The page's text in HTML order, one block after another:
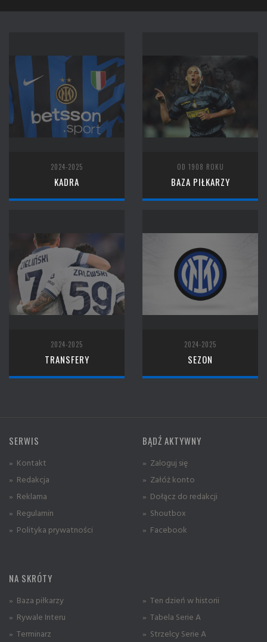
2024-2025
KADRA
OD 1908 ROKU
BAZA PIŁKARZY
2024-2025
TRANSFERY
2024-2025
SEZON
SERWIS
» Kontakt
» Redakcja
» Reklama
» Regulamin
» Polityka prywatności
BĄDŹ AKTYWNY
» Zaloguj się
» Załóż konto
» Dołącz do redakcji
» Shoutbox
» Facebook
NA SKRÓTY
» Baza piłkarzy
» Rywale Interu
» Terminarz
» Ten dzień w historii
» Tabela Serie A
» Strzelcy Serie A